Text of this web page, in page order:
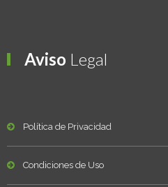
Aviso Legal
Política de Privacidad
Condiciones de Uso